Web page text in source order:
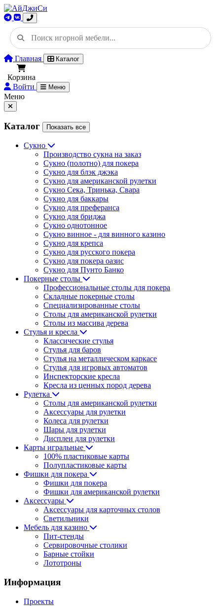
Главная Каталог
Корзина
Войти
Меню
Меню
Каталог Показать все
Сукно
Производство сукна на заказ
Сукно (полотно) для покера
Сукно для блэк джэка
Сукно для американской рулетки
Сукно Сека, Тринька, Свара
Сукно для баккары
Сукно для преферанса
Сукно для бриджа
Сукно однотонное
Сукно винное - для винного казино
Сукно для крепса
Сукно для русского покера
Сукно для покера оазис
Сукно для Пунто Банко
Покерные столы
Профессиональные столы для покера
Складные покерные столы
Специализированные столы
Столы для американской рулетки
Столы из массива дерева
Стулья и кресла
Классические стулья
Стулья для баров
Стулья на металлическом каркасе
Стулья для игровых автоматов
Инспекторские кресла
Кресла из ценных пород дерева
Рулетка
Столы для американской рулетки
Аксессуары для рулетки
Колеса для рулетки
Шары для рулетки
Дисплеи для рулетки
Карты игральные
100% пластиковые карты
Полупластиковые карты
Фишки для покера
Фишки для покера
Фишки для американской рулетки
Аксессуары
Аксессуары для карточных столов
Светильники
Мебель для казино
Пит-стенды
Сервировочные столики
Барные стойки
Лототроны
Информация
Проекты